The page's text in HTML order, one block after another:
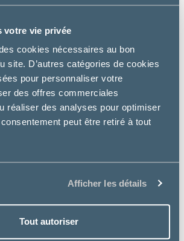
votre vie privée
cookies nécessaires au bon
site. D’autres catégories de cookies
pour personnaliser votre
des offres commerciales
réaliser des analyses pour optimiser
peut être retiré à tout
Afficher les détails
Tout autoriser